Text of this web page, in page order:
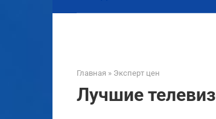
Главная » Эксперт цен
Лучшие